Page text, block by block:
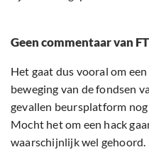
Geen commentaar van
Het gaat dus vooral om
beweging van de fondsen
gevallen beursplatform
Mocht het om een hack
waarschijnlijk wel